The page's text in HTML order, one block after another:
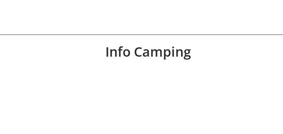
Info Camping